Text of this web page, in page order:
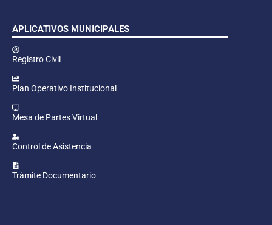
APLICATIVOS MUNICIPALES
Registro Civil
Plan Operativo Institucional
Mesa de Partes Virtual
Control de Asistencia
Trámite Documentario